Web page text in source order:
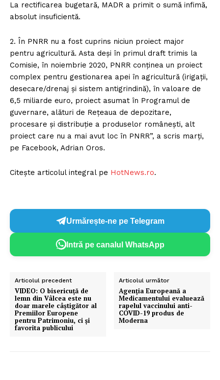
La rectificarea bugetară, MADR a primit o sumă infimă,
absolut insuficientă.
2. În PNRR nu a fost cuprins niciun proiect major
pentru agricultură. Asta deşi în primul draft trimis la
Comisie, în noiembrie 2020, PNRR conţinea un proiect
complex pentru gestionarea apei în agricultură (irigaţii,
desecare/drenaj şi sistem antigrindină), în valoare de
6,5 miliarde euro, proiect asumat în Programul de
guvernare, alături de Reţeaua de depozitare,
procesare şi distribuţie a produselor româneşti, alt
proiect care nu a mai avut loc în PNRR”, a scris marţi,
pe Facebook, Adrian Oros.
Citește articolul integral pe HotNews.ro.
Urmărește-ne pe Telegram
Intră pe canalul WhatsApp
Articolul precedent
VIDEO: O bisericuță de
lemn din Vâlcea este nu
doar marele câștigător al
Premiilor Europene
pentru Patrimoniu, ci și
favorita publicului
Articolul următor
Agenţia Europeană a
Medicamentului evaluează
rapelul vaccinului anti-
COVID-19 produs de
Moderna